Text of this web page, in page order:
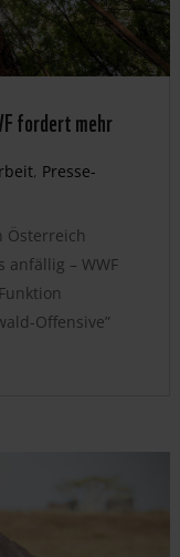
fordert mehr
, Presse-
Österreich
– WWF
Offensive”